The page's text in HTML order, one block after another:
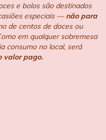
e bolos são destinados
especiais — não para
de centos de doces ou
em qualquer sobremesa
consumo no local, será
valor pago.